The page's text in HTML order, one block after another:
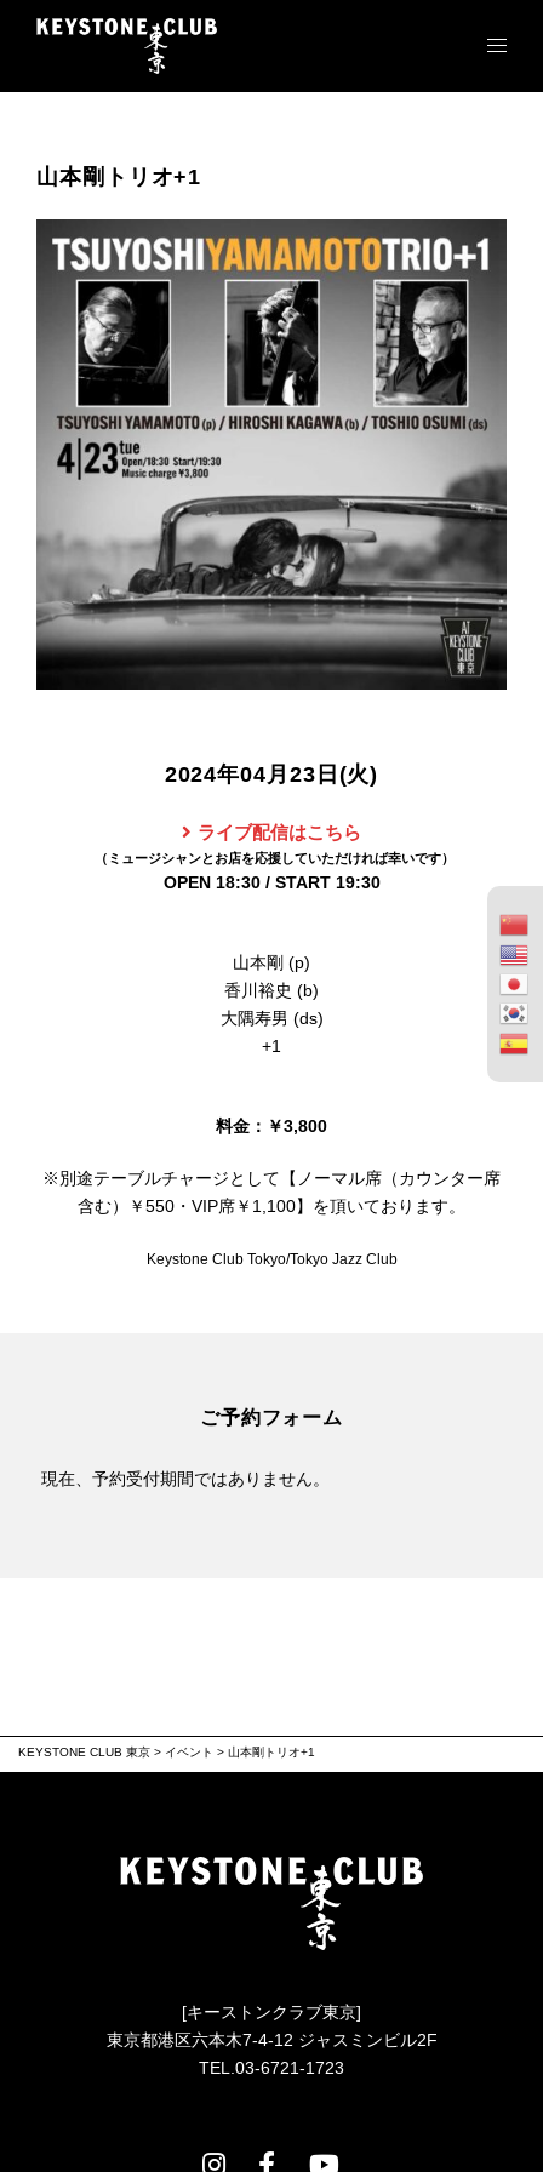
ン
山本剛トリオ+1
2024年04月23日(火)
ライブ配信はこちら
OPEN 18:30 / START 19:30
山本剛 (p)
香川裕史 (b)
大隅寿男 (ds)
+1
料金：￥3,800
※別途テーブルチャージとして【ノーマル席（カウンター席
含む）￥550・VIP席￥1,100】を頂いております。
Keystone Club Tokyo/Tokyo Jazz Club
ご予約フォーム
現在、予約受付期間ではありません。
KEYSTONE CLUB 東京 > イベント > 山本剛トリオ+1
[キーストンクラブ東京]
東京都港区六本木7-4-12 ジャスミンビル2F
TEL.03-6721-1723